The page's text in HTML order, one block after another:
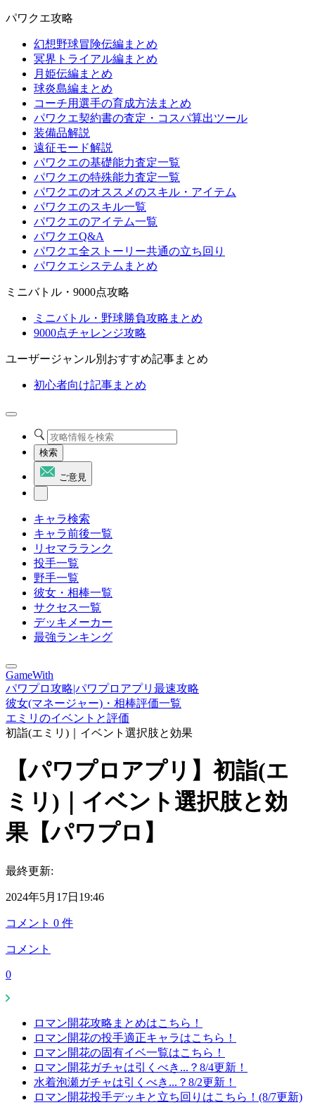
パワクエ攻略
幻想野球冒険伝編まとめ
冥界トライアル編まとめ
月姫伝編まとめ
球炎島編まとめ
コーチ用選手の育成方法まとめ
パワクエ契約書の査定・コスパ算出ツール
装備品解説
遠征モード解説
パワクエの基礎能力査定一覧
パワクエの特殊能力査定一覧
パワクエのオススメのスキル・アイテム
パワクエのスキル一覧
パワクエのアイテム一覧
パワクエQ&A
パワクエ全ストーリー共通の立ち回り
パワクエシステムまとめ
ミニバトル・9000点攻略
ミニバトル・野球勝負攻略まとめ
9000点チャレンジ攻略
ユーザージャンル別おすすめ記事まとめ
初心者向け記事まとめ
検索
ご意見
キャラ検索
キャラ前後一覧
リセマラランク
投手一覧
野手一覧
彼女・相棒一覧
サクセス一覧
デッキメーカー
最強ランキング
GameWith
パワプロ攻略|パワプロアプリ最速攻略
彼女(マネージャー)・相棒評価一覧
エミリのイベントと評価
初詣(エミリ)｜イベント選択肢と効果
【パワプロアプリ】初詣(エ
ミリ)｜イベント選択肢と効
果【パワプロ】
最終更新:
2024年5月17日19:46
コメント 0 件
コメント
0
ロマン開花攻略まとめはこちら！
ロマン開花の投手適正キャラはこちら！
ロマン開花の固有イベ一覧はこちら！
ロマン開花ガチャは引くべき...？8/4更新！
水着泡瀬ガチャは引くべき...？8/2更新！
ロマン開花投手デッキと立ち回りはこちら！(8/7更新)